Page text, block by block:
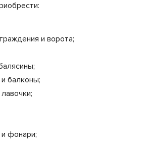
и ворота;
балконы;
фонари;